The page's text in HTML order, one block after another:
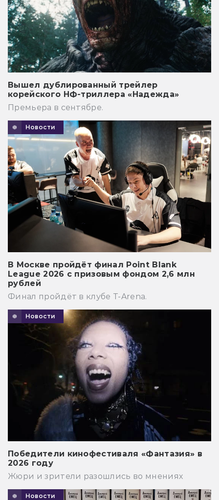
Вышел дублированный трейлер
корейского НФ-триллера «Надежда»
Премьера в сентябре.
Новости
В Москве пройдёт финал Point Blank
League 2026 с призовым фондом 2,6 млн
рублей
Финал пройдёт в клубе T-Arena.
Новости
Победители кинофестиваля «Фантазия» в
2026 году
Жюри и зрители разошлись во мнениях
Новости